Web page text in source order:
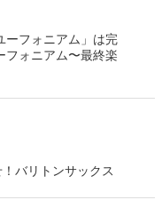
ーフォニアム」は完
ォニアム〜最終楽
バリトンサックス